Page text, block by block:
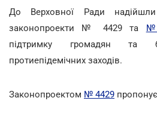
До Верховної Ради
законопроекти № 4429 та №
підтримку громадян та
протиепідемічних заходів.
Законопроектом № 4429